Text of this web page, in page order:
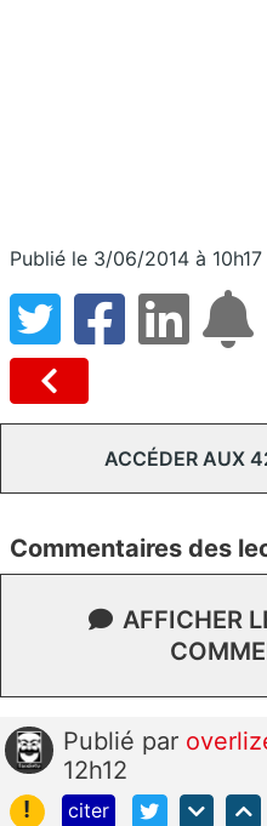
Publié le 3/06/2014 à 10h17
ACCÉDER AUX
Commentaires des
AFFICHER
Publié par
12h12
!
citer